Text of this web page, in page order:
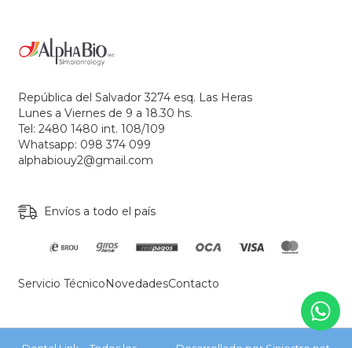
República del Salvador 3274 esq. Las Heras
Lunes a Viernes de 9 a 18.30 hs.
Tel: 2480 1480 int. 108/109
Whatsapp: 098 374 099
alphabiouy2@gmail.com
Envíos a todo el país
Servicio Técnico NovedadesContacto